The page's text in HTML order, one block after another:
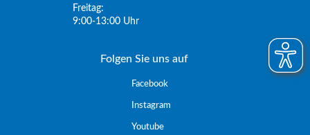
Freitag:
9:00-13:00 Uhr
Folgen Sie uns auf
Facebook
Instagram
Youtube